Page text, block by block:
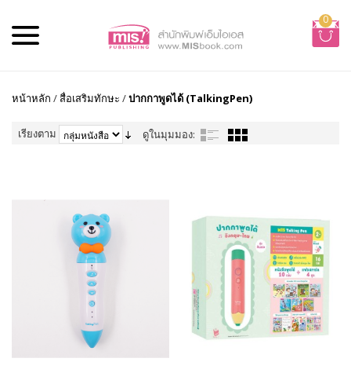
0
หน้าหลัก /สื่อเสริมทักษะ /ปากกาพูดได้ (TalkingPen)
เรียงตาม ดูในมุมมอง: